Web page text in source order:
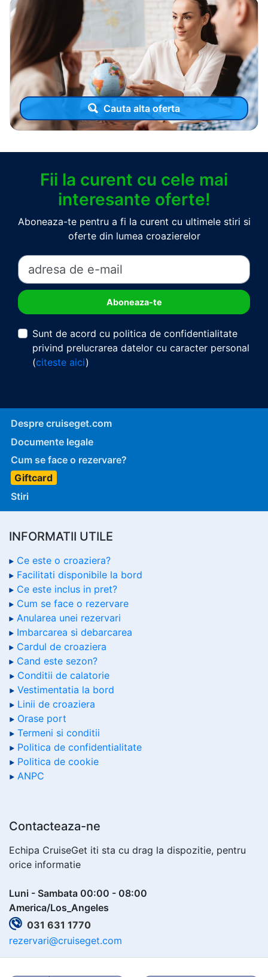
Cauta alta oferta
Fii la curent cu cele mai
interesante oferte!
Aboneaza-te pentru a fi la curent cu ultimele stiri si
oferte din lumea croazierelor
Sunt de acord cu politica de confidentialitate
privind prelucrarea datelor cu caracter personal
(citeste aici)
Despre cruiseget.com
Documente legale
Cum se face o rezervare?
Giftcard
Stiri
INFORMATII UTILE
Ce este o croaziera?
Facilitati disponibile la bord
Ce este inclus in pret?
Cum se face o rezervare
Anularea unei rezervari
Imbarcarea si debarcarea
Cardul de croaziera
Cand este sezon?
Conditii de calatorie
Vestimentatia la bord
Linii de croaziera
Orase port
Termeni si conditii
Politica de confidentialitate
Politica de cookie
ANPC
Contacteaza-ne
Echipa CruiseGet iti sta cu drag la dispozitie, pentru
orice informatie
Luni - Sambata 00:00 - 08:00
America/Los_Angeles
031 631 1770
rezervari@cruiseget.com